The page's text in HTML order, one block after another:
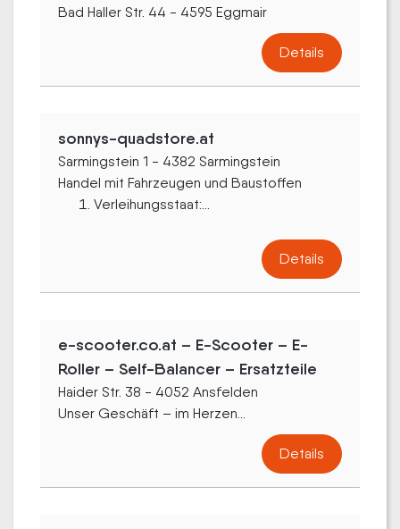
Bad Haller Str. 44 - 4595 Eggmair
Details
sonnys-quadstore.at
Sarmingstein 1 - 4382 Sarmingstein
Handel mit Fahrzeugen und Baustoffen
Verleihungsstaat:...
Details
e-scooter.co.at – E-Scooter – E-
Roller – Self-Balancer – Ersatzteile
Haider Str. 38 - 4052 Ansfelden
Unser Geschäft – im Herzen...
Details